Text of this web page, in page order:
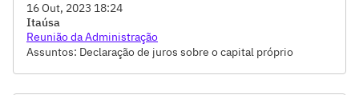
16 Out, 2023 18:24
Itaúsa
Reunião da Administração
Assuntos: Declaração de juros sobre o capital próprio